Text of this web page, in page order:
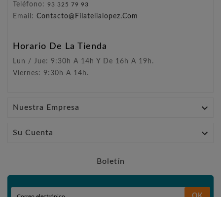
Teléfono: 93 325 79 93
Email: Contacto@filatelialopez.com
Horario De La Tienda
Lun / Jue: 9:30h A 14h Y De 16h A 19h.
Viernes: 9:30h A 14h.
Nuestra Empresa 
Su Cuenta 
Boletín